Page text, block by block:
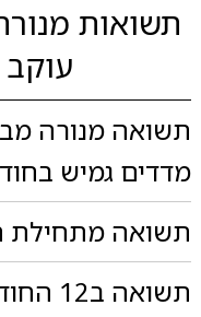
תשואות
תשואה מנורה
מדדים גמיש
תשואה מתחילת
תשואה ב12 החודשים האחרונים: